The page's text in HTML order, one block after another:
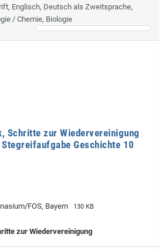
Englisch, Deutsch als Zweitsprache,
/ Chemie, Biologie
Schritte zur Wiedervereinigung
Geschichte 10
FOS, Bayern 130 KB
zur Wiedervereinigung